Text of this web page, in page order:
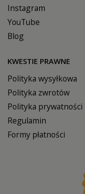
Instagram
YouTube
Blog
KWESTIE PRAWNE
Polityka wysyłkowa
Polityka zwrotów
Polityka prywatności
Regulamin
Formy płatności